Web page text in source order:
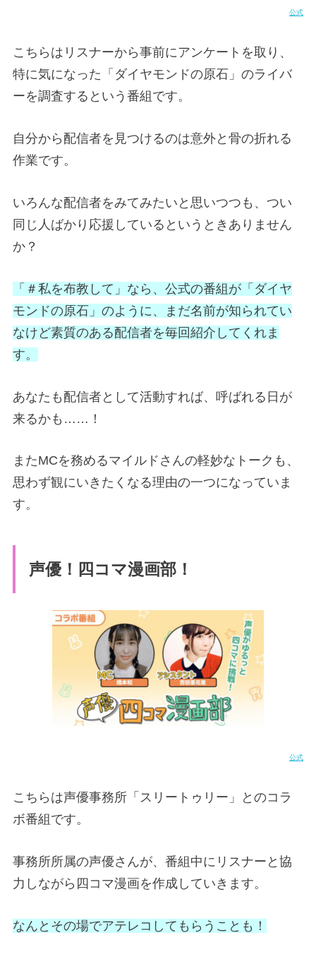
公式
こちらはリスナーから事前にアンケートを取り、
特に気になった「ダイヤモンドの原石」のライバ
ーを調査するという番組です。
自分から配信者を見つけるのは意外と骨の折れる
作業です。
いろんな配信者をみてみたいと思いつつも、つい
同じ人ばかり応援しているというときありません
か？
「＃私を布教して」なら、公式の番組が「ダイヤ
モンドの原石」のように、まだ名前が知られてい
なけど素質のある配信者を毎回紹介してくれま
す。
あなたも配信者として活動すれば、呼ばれる日が
来るかも……！
またMCを務めるマイルドさんの軽妙なトークも、
思わず観にいきたくなる理由の一つになっていま
す。
声優！四コマ漫画部！
公式
こちらは声優事務所「スリートゥリー」とのコラ
ボ番組です。
事務所所属の声優さんが、番組中にリスナーと協
力しながら四コマ漫画を作成していきます。
なんとその場でアテレコしてもらうことも！